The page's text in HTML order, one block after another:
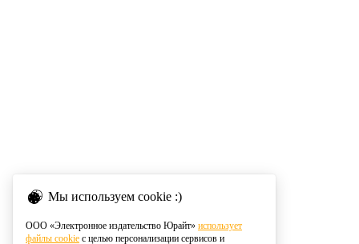
Мы используем cookie :)
ООО «Электронное издательство Юрайт» использует
файлы cookie с целью персонализации сервисов и